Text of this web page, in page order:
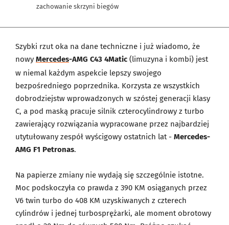
zachowanie skrzyni biegów
Szybki rzut oka na dane techniczne i już wiadomo, że
nowy Mercedes-AMG C43 4Matic (limuzyna i kombi) jest
w niemal każdym aspekcie lepszy swojego
bezpośredniego poprzednika. Korzysta ze wszystkich
dobrodziejstw wprowadzonych w szóstej generacji klasy
C, a pod maską pracuje silnik czterocylindrowy z turbo
zawierający rozwiązania wypracowane przez najbardziej
utytułowany zespół wyścigowy ostatnich lat - Mercedes-
AMG F1 Petronas.
Na papierze zmiany nie wydają się szczególnie istotne.
Moc podskoczyła co prawda z 390 KM osiąganych przez
V6 twin turbo do 408 KM uzyskiwanych z czterech
cylindrów i jednej turbosprężarki, ale moment obrotowy